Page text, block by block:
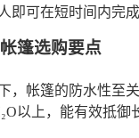
即可在短时间内完
篷选购要点
，帐篷的防水性至
以上，能有效抵